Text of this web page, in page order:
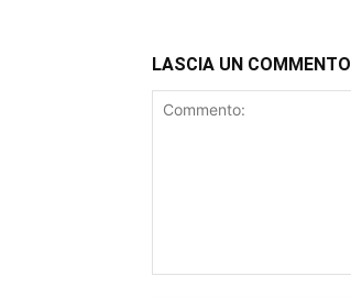
LASCIA UN COMMENTO